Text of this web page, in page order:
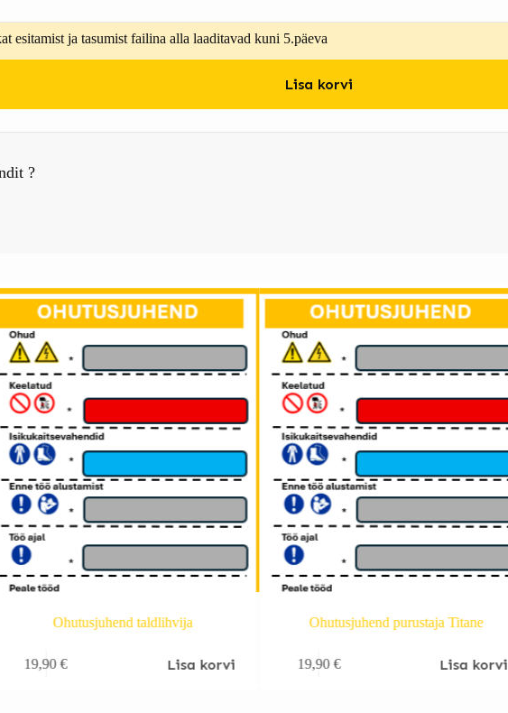
esitamist ja tasumist failina alla laaditavad kuni 5.päeva
Lisa korvi
?
Ohutusjuhend taldlihvija
19,90€ Lisa korvi
Ohutusjuhend purustaja Titane
19,90€ Lisa korvi